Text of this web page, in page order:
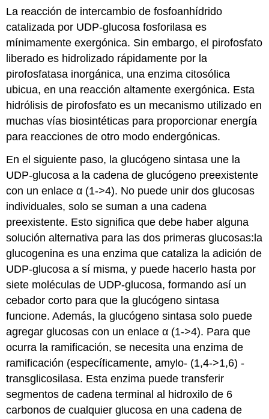
La reacción de intercambio de fosfoanhídrido
catalizada por UDP-glucosa fosforilasa es
mínimamente exergónica. Sin embargo, el pirofosfato
liberado es hidrolizado rápidamente por la
pirofosfatasa inorgánica, una enzima citosólica
ubicua, en una reacción altamente exergónica. Esta
hidrólisis de pirofosfato es un mecanismo utilizado en
muchas vías biosintéticas para proporcionar energía
para reacciones de otro modo endergónicas.
En el siguiente paso, la glucógeno sintasa une la
UDP-glucosa a la cadena de glucógeno preexistente
con un enlace α (1->4). No puede unir dos glucosas
individuales, solo se suman a una cadena
preexistente. Esto significa que debe haber alguna
solución alternativa para las dos primeras glucosas:la
glucogenina es una enzima que cataliza la adición de
UDP-glucosa a sí misma, y puede hacerlo hasta por
siete moléculas de UDP-glucosa, formando así un
cebador corto para que la glucógeno sintasa
funcione. Además, la glucógeno sintasa solo puede
agregar glucosas con un enlace α (1->4). Para que
ocurra la ramificación, se necesita una enzima de
ramificación (específicamente, amylo- (1,4->1,6) -
transglicosilasa. Esta enzima puede transferir
segmentos de cadena terminal al hidroxilo de 6
carbonos de cualquier glucosa en una cadena de